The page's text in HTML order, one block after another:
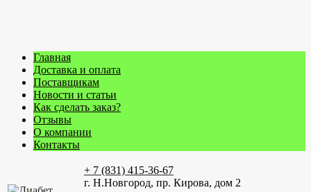
Главная
Доставка и оплата
Поставщикам
Новости и статьи
Как сделать заказ?
Отзывы
О компании
Контакты
+ 7 (831) 415-36-67
г. Н.Новгород, пр. Кирова, дом 2